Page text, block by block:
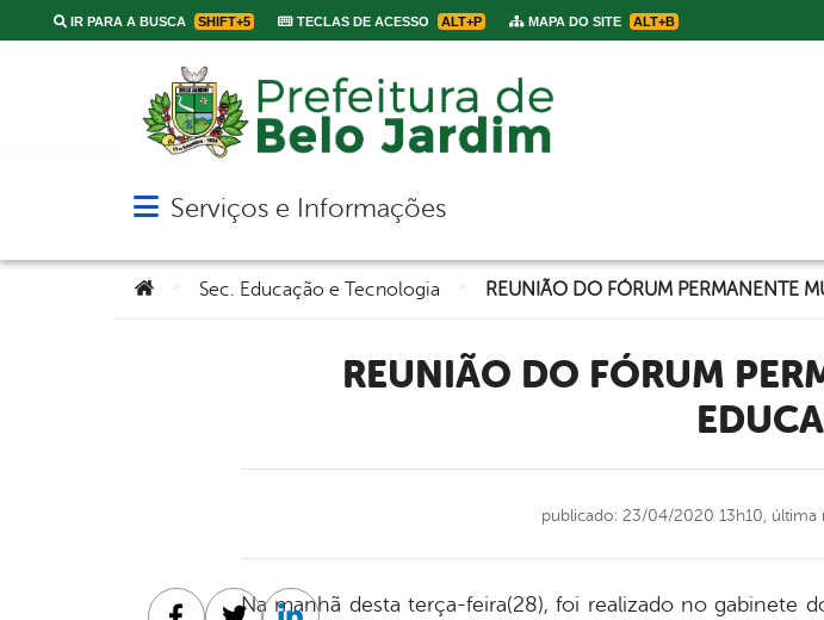
IR PARA A BUSCA SHIFT+5 TECLAS DE ACESSO ALT+P MAPA DO SITE ALT+B
Abrir menu principal de navegação
Serviços e Informações
Você está aqui:Sec. Educação e Tecnologia
REUNIÃO DO FÓRUM PERMANENTE MUNICIPAL DE
publicado: 23/04/2020 13h10, última
Na manhã desta terça-feira(28), foi realizado no gabinete